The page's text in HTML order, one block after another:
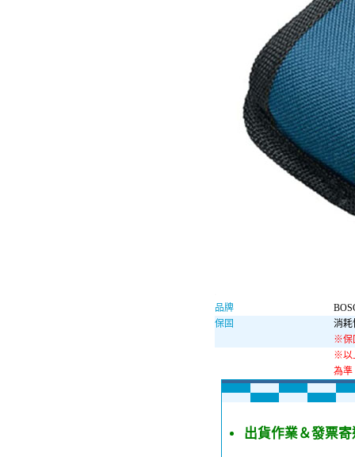
品牌
保固
消耗
※保
※以
為準
出貨作業＆發票寄